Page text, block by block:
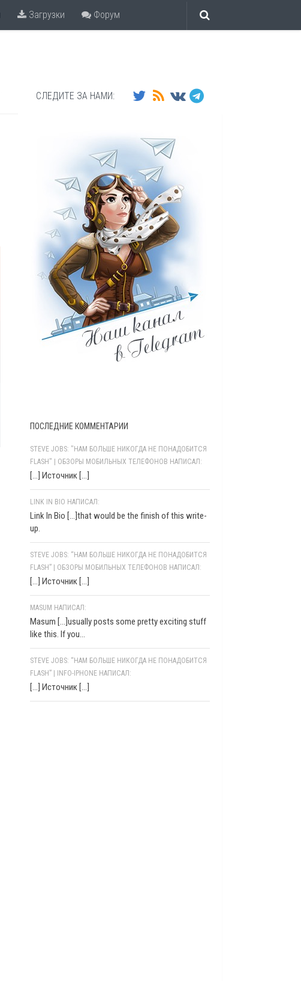
Загрузки Форум
СЛЕДИТЕ ЗА НАМИ:
ПОСЛЕДНИЕ КОММЕНТАРИИ
STEVE JOBS: "НАМ БОЛЬШЕ НИКОГДА НЕ ПОНАДОБИТСЯ
FLASH" | ОБЗОРЫ МОБИЛЬНЫХ ТЕЛЕФОНОВ НАПИСАЛ:
[…] Источник […]
LINK IN BIO НАПИСАЛ:
Link In Bio [...]that would be the finish of this write-
up.
STEVE JOBS: “НАМ БОЛЬШЕ НИКОГДА НЕ ПОНАДОБИТСЯ
FLASH” | ОБЗОРЫ МОБИЛЬНЫХ ТЕЛЕФОНОВ НАПИСАЛ:
[…] Источник […]
MASUM НАПИСАЛ:
Masum [...]usually posts some pretty exciting stuff
like this. If you...
STEVE JOBS: “НАМ БОЛЬШЕ НИКОГДА НЕ ПОНАДОБИТСЯ
FLASH” | INFO-IPHONE НАПИСАЛ:
[…] Источник […]